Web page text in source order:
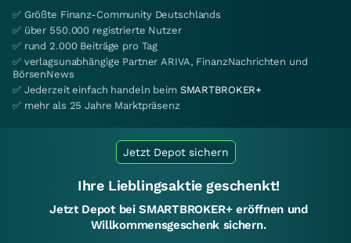
✅ Größte Finanz-Community Deutschlands
✅ über 550.000 registrierte Nutzer
✅ rund 2.000 Beiträge pro Tag
✅ verlagsunabhängige Partner ARIVA, FinanzNachrichten und
BörsenNews
✅ Jederzeit einfach handeln beim SMARTBROKER+
✅ mehr als 25 Jahre Marktpräsenz
Jetzt Depot sichern
Ihre Lieblingsaktie geschenkt!
Jetzt Depot bei SMARTBROKER+ eröffnen und
Willkommensgeschenk sichern.